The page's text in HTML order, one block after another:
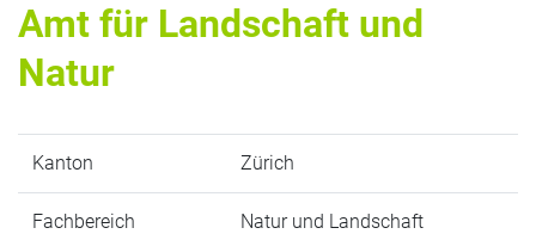
Amt für Landschaft und
Natur
Kanton Zürich
Fachbereich Natur und Landschaft